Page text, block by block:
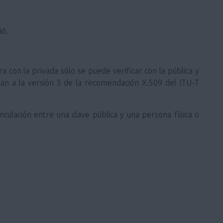
con la privada sólo se puede verificar con la pública y
a la versión 3 de la recomendación X.509 del ITU-T
entre una clave pública y una persona física o